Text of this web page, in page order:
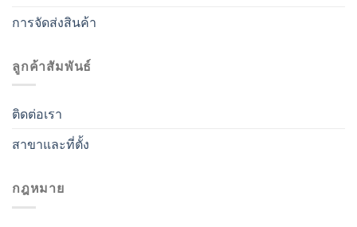
การจัดส่งสินค้า
ลูกค้าสัมพันธ์
ติดต่อเรา
สาขาและที่ตั้ง
กฎหมาย